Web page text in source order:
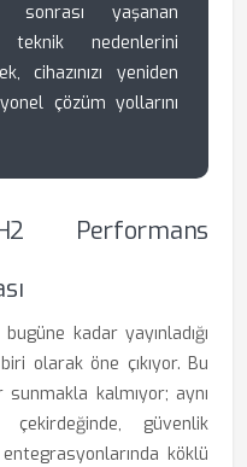
yaşanan
teknik nedenlerini
cihazınızı yeniden
çözüm yollarını
Performans
kadar yayınladığı
olarak öne çıkıyor. Bu
kalmıyor; aynı
güvenlik
köklü